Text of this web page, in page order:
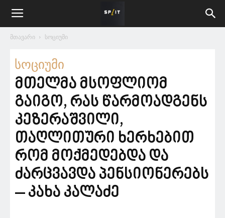
მთავარი სოციუმი
სოციუმი
მთელმა მსოფლიომ
გაიგო, რას წარმოადგენს
კეზერაშვილი,
თაღლითური ხერხებით
რომ მოქმედებდა და
ძარცვავდა პენსიონერებს
– კახა კალაძე